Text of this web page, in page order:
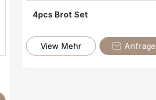
4pcs Brot Set
View Mehr  Anfrage